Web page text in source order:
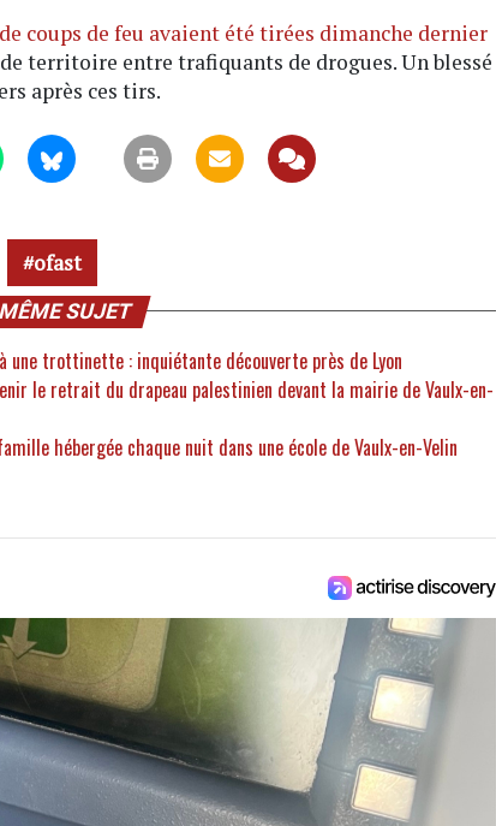
coups de feu avaient été tirées dimanche dernier
territoire entre trafiquants de drogues. Un blessé
après ces tirs.
ofast
SUJET
une trottinette : inquiétante découverte près de Lyon
le retrait du drapeau palestinien devant la mairie de Vaulx-en-
hébergée chaque nuit dans une école de Vaulx-en-Velin